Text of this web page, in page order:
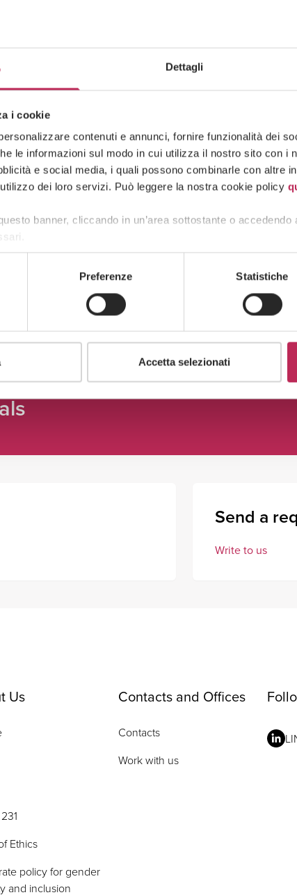
Dettagli
i cookie
contenuti e annunci, fornire funzionalità dei
le informazioni sul modo in cui utilizza il nostro sito con i
e social media, i quali possono combinarle con altre
dei loro servizi. Può leggere la nostra cookie policy
banner, cliccando in un’area sottostante o accedendo
Preferenze Statistiche
Accetta selezionati
News
27 · 07 · 2026
”Rights and Duties in
Relationships” – Insight No. 400
Send a
Write to us
Us
Ethics
policy for gender
and inclusion
Contacts and Offices
Contacts
Work with us